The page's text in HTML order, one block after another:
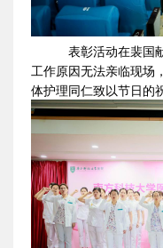
表彰活动在裴国
工作原因无法亲临现场
体护理同仁致以节日的